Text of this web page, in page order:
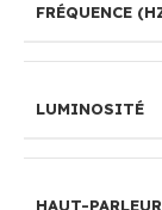
FRÉQUENCE
LUMINOSITÉ
HAUT-